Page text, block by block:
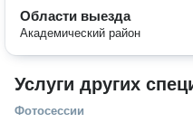
Области выезда
Академический район
Услуги других
Фотосессии